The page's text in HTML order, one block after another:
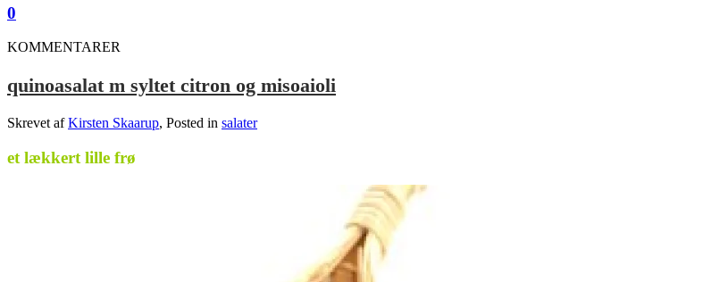
0
KOMMENTARER
quinoasalat m syltet citron og misoaioli
Skrevet afKirsten Skaarup, Posted in salater
et lækkert lille frø